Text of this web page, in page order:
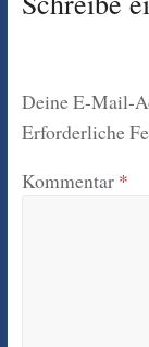
Deine E-Mail-
Erforderliche
Kommentar *